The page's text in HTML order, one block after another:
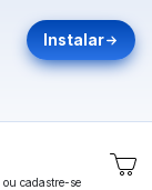
Instalar
ou cadastre-se